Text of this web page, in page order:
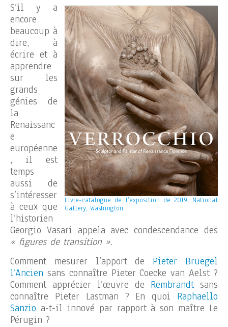
Livre-catalogue de l’exposition de 2019, National
Gallery, Washington.
S’il y a
encore
beaucoup à
dire, à
écrire et à
apprendre
sur les
grands
génies de
la
Renaissanc
e
européenne
, il est
temps
aussi de
s’intéresser
à ceux que
l’historien
Georgio Vasari appela avec condescendance des
« figures de transition ».
Comment mesurer l’apport de Pieter Bruegel
l’Ancien sans connaître Pieter Coecke van Aelst ?
Comment apprécier l’œuvre de Rembrandtsans
connaître Pieter Lastman ? En quoi Raphaello
Sanzio a-t-il innové par rapport à son maître Le
Pérugin ?